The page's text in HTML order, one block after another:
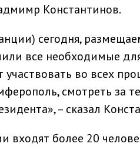
Константинов.
сегодня,
все необходимые
во всех
смотреть за
– сказал
входят более 20